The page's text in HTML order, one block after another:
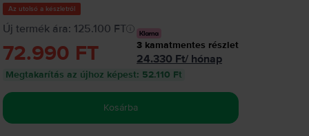
Az utolsó a készletről
Új termék ára: 125.100 FT
72.990 FT 3 kamatmentes részlet
24.330 Ft/ hónap
Megtakarítás az újhoz képest: 52.110 Ft
Kosárba